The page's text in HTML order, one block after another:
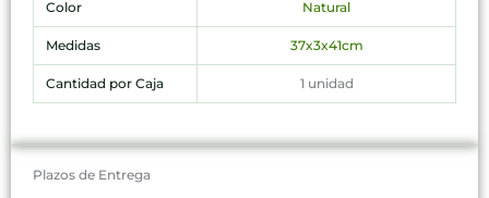
Color Natural
Medidas 37x3x41cm
Cantidad por Caja 1 unidad
Plazos de Entrega